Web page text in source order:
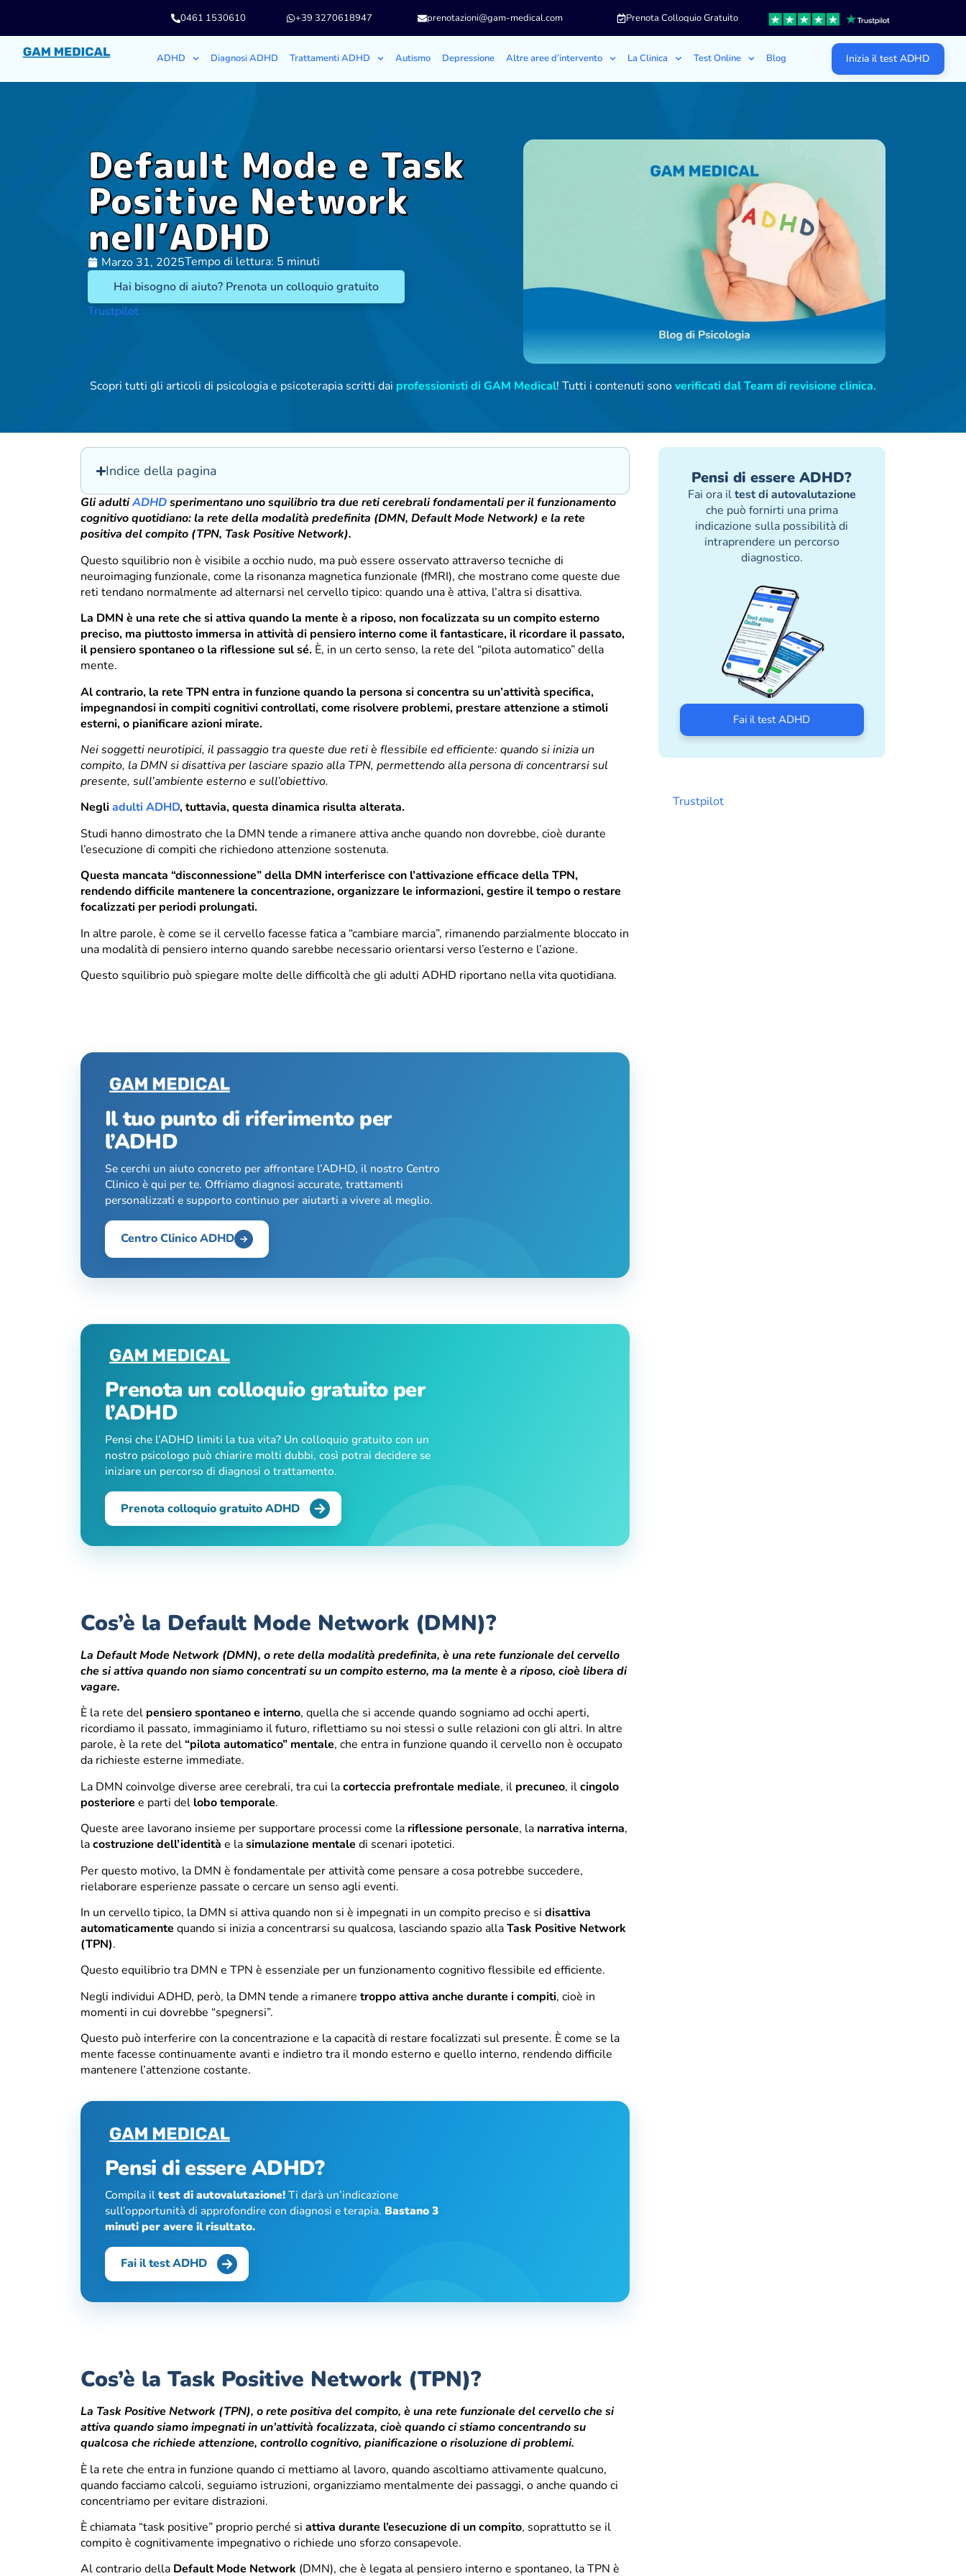
0461 1530610 +39 3270618947 prenotazioni@gam-medical.com Prenota Colloquio Gratuito
ADHD Diagnosi ADHD Trattamenti ADHD Autismo Depressione Altre aree d’intervento La Clinica Test Online Blog Inizia il test ADHD
Default Mode e Task
Positive Network
nell’ADHD
Marzo 31, 2025Tempo di lettura: 5 minuti
Hai bisogno di aiuto? Prenota un colloquio gratuito
Trustpilot
Scopri tutti gli articoli di psicologia e psicoterapia scritti dai professionisti di GAM Medical! Tutti i contenuti sonoverificati dal Team di revisione clinica.
Indice della pagina
Gli adultiADHDsperimentano uno squilibrio tra due reti cerebrali fondamentali per il funzionamento
cognitivo quotidiano: la rete della modalità predefinita (DMN, Default Mode Network) e la rete
positiva del compito (TPN, Task Positive Network).
Questo squilibrio non è visibile a occhio nudo, ma può essere osservato attraverso tecniche di
neuroimaging funzionale, come la risonanza magnetica funzionale (fMRI), che mostrano come queste due
reti tendano normalmente ad alternarsi nel cervello tipico: quando una è attiva, l’altra si disattiva.
La DMN è una rete che si attiva quando la mente è a riposo, non focalizzata su un compito esterno
preciso, ma piuttosto immersa in attività di pensiero interno come il fantasticare, il ricordare il passato,
il pensiero spontaneo o la riflessione sul sé. È, in un certo senso, la rete del “pilota automatico” della
mente.
Al contrario, la rete TPN entra in funzione quando la persona si concentra su un’attività specifica,
impegnandosi in compiti cognitivi controllati, come risolvere problemi, prestare attenzione a stimoli
esterni, o pianificare azioni mirate.
Nei soggetti neurotipici, il passaggio tra queste due reti è flessibile ed efficiente: quando si inizia un
compito, la DMN si disattiva per lasciare spazio alla TPN, permettendo alla persona di concentrarsi sul
presente, sull’ambiente esterno e sull’obiettivo.
Negliadulti ADHD, tuttavia, questa dinamica risulta alterata.
Studi hanno dimostrato che la DMN tende a rimanere attiva anche quando non dovrebbe, cioè durante
l’esecuzione di compiti che richiedono attenzione sostenuta.
Questa mancata “disconnessione” della DMN interferisce con l’attivazione efficace della TPN,
rendendo difficile mantenere la concentrazione, organizzare le informazioni, gestire il tempo o restare
focalizzati per periodi prolungati.
In altre parole, è come se il cervello facesse fatica a “cambiare marcia”, rimanendo parzialmente bloccato in
una modalità di pensiero interno quando sarebbe necessario orientarsi verso l’esterno e l’azione.
Questo squilibrio può spiegare molte delle difficoltà che gli adulti ADHD riportano nella vita quotidiana.
Il tuo punto di riferimento per
l’ADHD
Se cerchi un aiuto concreto per affrontare l’ADHD, il nostro Centro
Clinico è qui per te. Offriamo diagnosi accurate, trattamenti
personalizzati e supporto continuo per aiutarti a vivere al meglio.
Centro Clinico ADHD
Prenota un colloquio gratuito per
l’ADHD
Pensi che l’ADHD limiti la tua vita? Un colloquio gratuito con un
nostro psicologo può chiarire molti dubbi, così potrai decidere se
iniziare un percorso di diagnosi o trattamento.
Prenota colloquio gratuito ADHD
Cos’è la Default Mode Network (DMN)?
La Default Mode Network (DMN), o rete della modalità predefinita, è una rete funzionale del cervello
che si attiva quando non siamo concentrati su un compito esterno, ma la mente è a riposo, cioè libera di
vagare.
È la rete del pensiero spontaneo e interno, quella che si accende quando sogniamo ad occhi aperti,
ricordiamo il passato, immaginiamo il futuro, riflettiamo su noi stessi o sulle relazioni con gli altri. In altre
parole, è la rete del“pilota automatico” mentale, che entra in funzione quando il cervello non è occupato
da richieste esterne immediate.
La DMN coinvolge diverse aree cerebrali, tra cui lacorteccia prefrontale mediale, il precuneo, ilcingolo
posteriore e parti del lobo temporale.
Queste aree lavorano insieme per supportare processi come la riflessione personale, la narrativa interna,
lacostruzione dell’identità e lasimulazione mentale di scenari ipotetici.
Per questo motivo, la DMN è fondamentale per attività come pensare a cosa potrebbe succedere,
rielaborare esperienze passate o cercare un senso agli eventi.
In un cervello tipico, la DMN si attiva quando non si è impegnati in un compito preciso e si disattiva
automaticamente quando si inizia a concentrarsi su qualcosa, lasciando spazio allaTask Positive Network
(TPN).
Questo equilibrio tra DMN e TPN è essenziale per un funzionamento cognitivo flessibile ed efficiente.
Negli individui ADHD, però, la DMN tende a rimanere troppo attiva anche durante i compiti, cioè in
momenti in cui dovrebbe “spegnersi”.
Questo può interferire con la concentrazione e la capacità di restare focalizzati sul presente. È come se la
mente facesse continuamente avanti e indietro tra il mondo esterno e quello interno, rendendo difficile
mantenere l’attenzione costante.
Pensi di essere ADHD?
Compila iltest di autovalutazione!Ti darà un’indicazione
sull’opportunità di approfondire con diagnosi e terapia. Bastano 3
minuti per avere il risultato.
Fai il test ADHD
Cos’è la Task Positive Network (TPN)?
La Task Positive Network (TPN), o rete positiva del compito, è una rete funzionale del cervello che si
attiva quando siamo impegnati in un’attività focalizzata, cioè quando ci stiamo concentrando su
qualcosa che richiede attenzione, controllo cognitivo, pianificazione o risoluzione di problemi.
È la rete che entra in funzione quando ci mettiamo al lavoro, quando ascoltiamo attivamente qualcuno,
quando facciamo calcoli, seguiamo istruzioni, organizziamo mentalmente dei passaggi, o anche quando ci
concentriamo per evitare distrazioni.
È chiamata “task positive” proprio perché si attiva durante l’esecuzione di un compito, soprattutto se il
compito è cognitivamente impegnativo o richiede uno sforzo consapevole.
Al contrario della Default Mode Network (DMN), che è legata al pensiero interno e spontaneo, la TPN è
Pensi di essere ADHD?
Fai ora iltest di autovalutazione
che può fornirti una prima
indicazione sulla possibilità di
intraprendere un percorso
diagnostico.
Fai il test ADHD
Trustpilot